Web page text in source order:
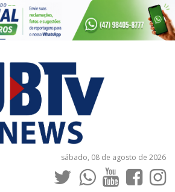
sábado, 08 de agosto de 2026